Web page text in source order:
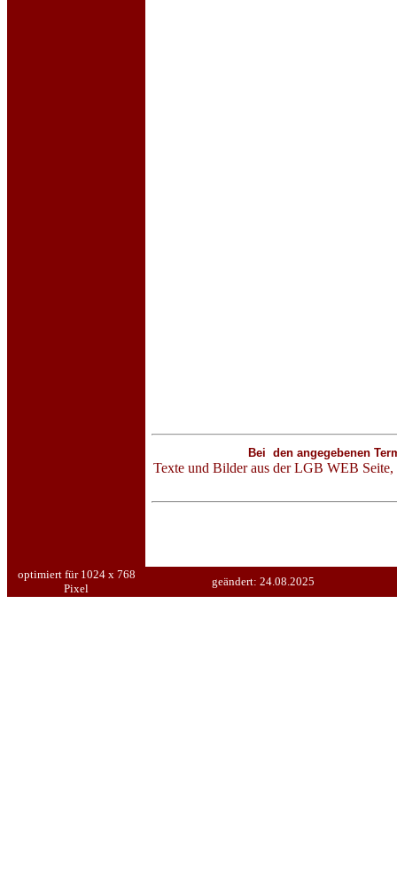
Bei den angegebenen
Texte und Bilder aus der LGB WEB
optimiert für 1024 x 768
Pixel
geändert: 24.08.2025